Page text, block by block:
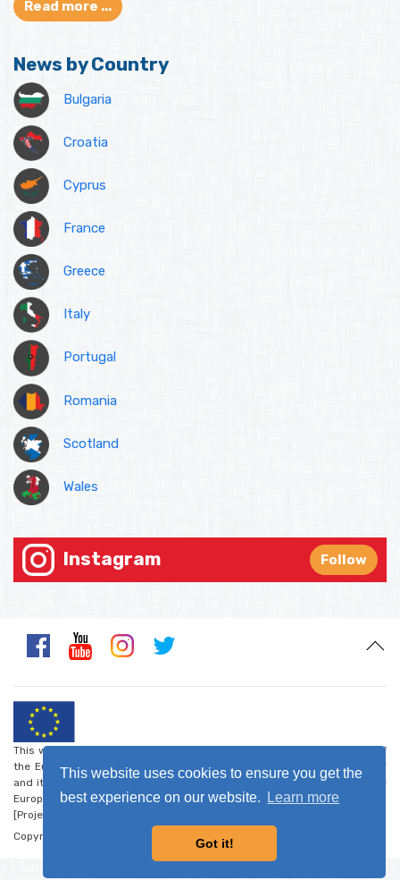
This website uses cookies to ensure you get the
best experience on our website.
Learn more
Got it!
Read more ...
News by Country
Bulgaria
Croatia
Cyprus
France
Greece
Italy
Portugal
Romania
Scotland
Wales
Instagram Follow
This website was created and maintained with the financial support of
the European Union. Its contents are the sole responsibility of CARDET
and its project partners and do not necessarily reflect the views of the
European Union.
[Project number: CSO-LA/2017/388-223] -
Copyright © 2026 - Walk the Global Walk